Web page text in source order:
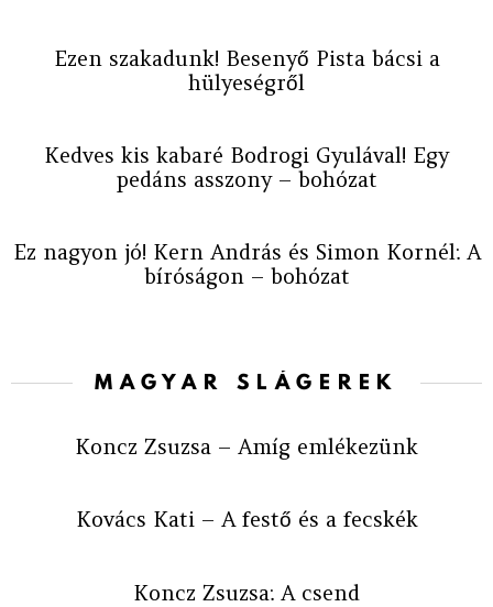
Ezen szakadunk! Besenyő Pista bácsi a
hülyeségről
Kedves kis kabaré Bodrogi Gyulával! Egy
pedáns asszony – bohózat
Ez nagyon jó! Kern András és Simon Kornél: A
bíróságon – bohózat
MAGYAR SLÁGEREK
Koncz Zsuzsa – Amíg emlékezünk
Kovács Kati – A festő és a fecskék
Koncz Zsuzsa: A csend